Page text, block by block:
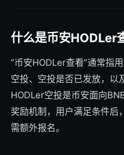
什么是币安HODLer
“币安HODLer查看”通常指
空投、空投是否已发放，以
HODLer空投是币安面向
奖励机制，用户满足条件后
需额外报名。